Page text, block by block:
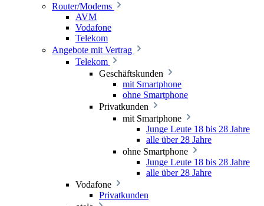
Router/Modems
AVM
Vodafone
Telekom
Angebote mit Vertrag
Telekom
Geschäftskunden
mit Smartphone
ohne Smartphone
Privatkunden
mit Smartphone
Junge Leute 18 bis 28 Jahre
alle über 28 Jahre
ohne Smartphone
Junge Leute 18 bis 28 Jahre
alle über 28 Jahre
Vodafone
Privatkunden